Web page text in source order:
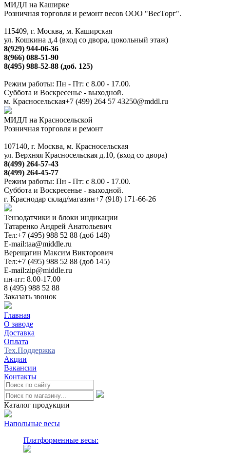
МИДЛ на Каширке
Розничная торговля и ремонт весов ООО "ВесТорг".
115409, г. Москва, м. Каширская
ул. Кошкина д.4 (вход со двора, цокольный этаж)
8(929) 944-06-36
8(966) 088-51-90
8(495) 988-52-88 (доб. 125)
Режим работы: Пн - Пт: с 8.00 - 17.00.
Суббота и Воскресенье - выходной.
м. Красносельская+7 (499) 264 57 43250@mddl.ru
МИДЛ на Красносельской
Розничная торговля и ремонт
107140, г. Москва, м. Красносельская
ул. Верхняя Красносельская д.10, (вход со двора)
8(499) 264-57-43
8(499) 264-45-77
Режим работы: Пн - Пт: с 8.00 - 17.00.
Суббота и Воскресенье - выходной.
г. Краснодар склад/магазин+7 (918) 171-66-26
Тензодатчики и блоки индикации
Татаренко Андрей Анатольевич
Тел:+7 (495) 988 52 88 (доб 148)
E-mail:taa@middle.ru
Верещагин Максим Викторович
Тел:+7 (495) 988 52 88 (доб 145)
E-mail:zip@middle.ru
пн-пт: 8.00-17.00
8 (495) 988 52 88
Заказать звонок
Главная
О заводе
Доставка
Оплата
Тех.Поддержка
Акции
Вакансии
Контакты
Каталог продукции
Напольные весы
Платформенные весы:
0